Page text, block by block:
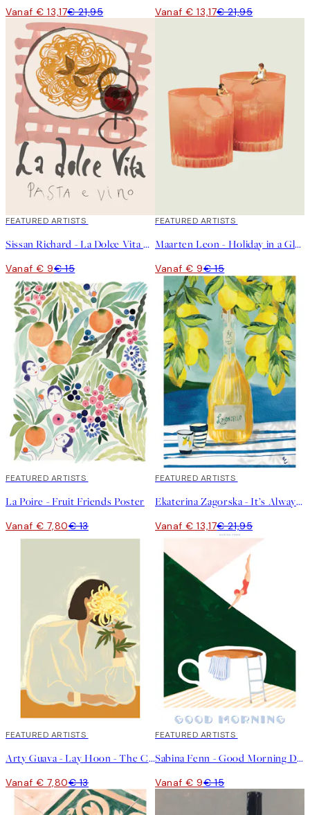
Vanaf € 13,17€ 21,95 Vanaf € 13,17€ 21,95
40%*
FEATURED ARTISTS
Sissan Richard - La Dolce Vita Poster
Vanaf € 9€ 15
40%*
FEATURED ARTISTS
Maarten Leon - Holiday in a Glass No2 Poster
Vanaf € 9€ 15
40%*
FEATURED ARTISTS
La Poire - Fruit Friends Poster
Vanaf € 7,80€ 13
40%*
FEATURED ARTISTS
Ekaterina Zagorska - It’s Always Limoncello Time Poster
Vanaf € 13,17€ 21,95
40%*
FEATURED ARTISTS
Arty Guava - Lay Hoon - The Chrysanthemum Poster
Vanaf € 7,80€ 13
40%*
FEATURED ARTISTS
Sabina Fenn - Good Morning Dive Poster
Vanaf € 9€ 15